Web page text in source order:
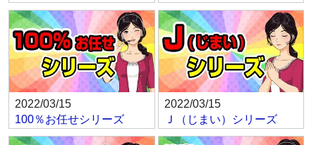
2022/03/15
100％お任せシリーズ
2022/03/15
Ｊ（じまい）シリーズ